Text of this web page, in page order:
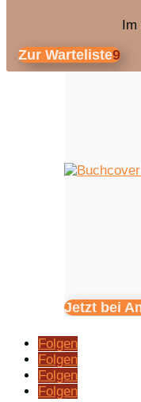
Zur Warteliste
Jetzt bei
Folgen
Folgen
Folgen
Folgen